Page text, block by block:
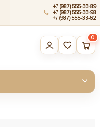
+7 (987) 555-33-89
+7 (987) 555-33-98
+7 (987) 555-33-62
0